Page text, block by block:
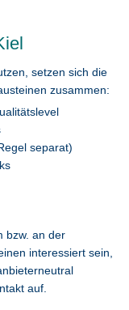
setzen sich die
zusammen:
separat)
bzw. an der
interessiert sein,
auf.